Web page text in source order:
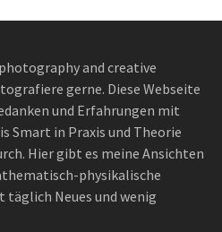
and creative
gerne. Diese Webseite
und Erfahrungen mit
Smart in Praxis und Theorie
Hier gibt es meine Ansichten
physikalische
täglich Neues und wenig